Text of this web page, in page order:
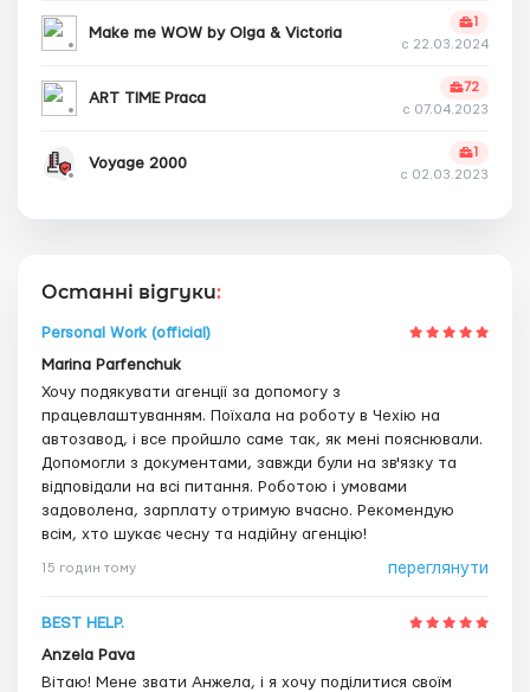
Make me WOW by Olga & Victoria
1
с 22.03.2024
ART TIME Praca
72
с 07.04.2023
Voyage 2000
1
с 02.03.2023
Останні відгуки:
Personal Work (official)
Marina Parfenchuk
Хочу подякувати агенції за допомогу з
працевлаштуванням. Поїхала на роботу в Чехію на
автозавод, і все пройшло саме так, як мені пояснювали.
Допомогли з документами, завжди були на зв'язку та
відповідали на всі питання. Роботою і умовами
задоволена, зарплату отримую вчасно. Рекомендую
всім, хто шукає чесну та надійну агенцію!
15 годин тому переглянути
BEST HELP.
Anzela Pava
Вітаю! Мене звати Анжела, і я хочу поділитися своїм